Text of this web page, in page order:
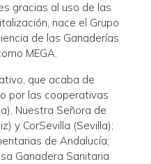
gracias al uso de las
nace el Grupo
de las Ganaderías
MEGA.
que acaba de
por las cooperativas
Nuestra Señora de
y CorSevilla (Sevilla);
de Andalucía;
Ganadera Sanitaria